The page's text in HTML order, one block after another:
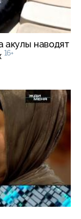
акулы наводят
16+